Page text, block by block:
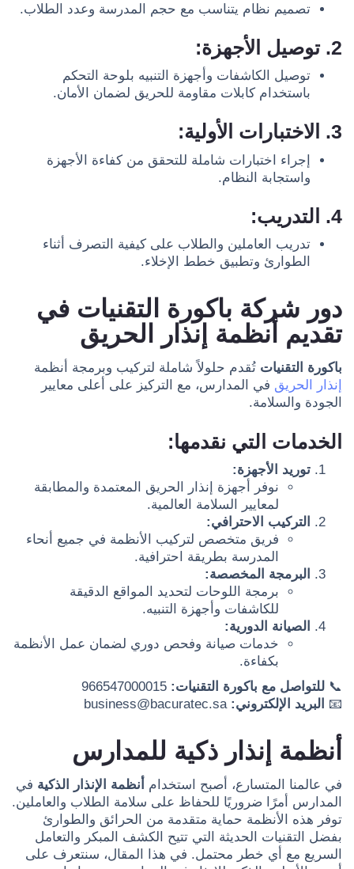
تصميم نظام يتناسب مع حجم المدرسة وعدد الطلاب.
2. توصيل الأجهزة:
توصيل الكاشفات وأجهزة التنبيه بلوحة التحكم
باستخدام كابلات مقاومة للحريق لضمان الأمان.
3. الاختبارات الأولية:
إجراء اختبارات شاملة للتحقق من كفاءة الأجهزة
واستجابة النظام.
4. التدريب:
تدريب العاملين والطلاب على كيفية التصرف أثناء
الطوارئ وتطبيق خطط الإخلاء.
دور شركة باكورة التقنيات في
تقديم أنظمة إنذار الحريق
باكورة التقنيات تُقدم حلولاً شاملة لتركيب وبرمجة أنظمة
إنذار الحريق في المدارس، مع التركيز على أعلى معايير
الجودة والسلامة.
الخدمات التي نقدمها:
توريد الأجهزة:
نوفر أجهزة إنذار الحريق المعتمدة والمطابقة
لمعايير السلامة العالمية.
التركيب الاحترافي:
فريق متخصص لتركيب الأنظمة في جميع أنحاء
المدرسة بطريقة احترافية.
البرمجة المخصصة:
برمجة اللوحات لتحديد المواقع الدقيقة
للكاشفات وأجهزة التنبيه.
الصيانة الدورية:
خدمات صيانة وفحص دوري لضمان عمل الأنظمة
بكفاءة.
📞 للتواصل مع باكورة التقنيات:
📧 البريد الإلكتروني: business@bacuratec.sa
أنظمة إنذار ذكية للمدارس
في عالمنا المتسارع، أصبح استخدام أنظمة الإنذار الذكية في
المدارس أمرًا ضروريًا للحفاظ على سلامة الطلاب والعاملين.
توفر هذه الأنظمة حماية متقدمة من الحرائق والطوارئ
بفضل التقنيات الحديثة التي تتيح الكشف المبكر والتعامل
السريع مع أي خطر محتمل. في هذا المقال، سنتعرف على